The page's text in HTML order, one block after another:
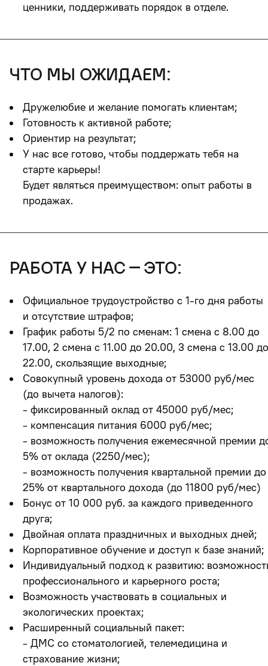
ценники, поддерживать порядок в отделе.
что мы ожидаем:
Дружелюбие и желание помогать клиентам;
Готовность к активной работе;
Ориентир на результат;
У нас все готово, чтобы поддержать тебя на
старте карьеры!
Будет являться преимуществом: опыт работы в
продажах.
работа у нас – это:
Официальное трудоустройство с 1-го дня работы
и отсутствие штрафов;
График работы 5/2 по сменам: 1 смена с 8.00 до
17.00, 2 смена с 11.00 до 20.00, 3 смена с 13.00 до
22.00, скользящие выходные;
Совокупный уровень дохода от 53000 руб/мес
(до вычета налогов):
- фиксированный оклад от 45000 руб/мес;
- компенсация питания 6000 руб/мес;
- возможность получения ежемесячной премии
5% от оклада (2250/мес);
- возможность получения квартальной премии до
25% от квартального дохода (до 11800 руб/мес)
Бонус от 10 000 руб. за каждого приведенного
друга;
Двойная оплата праздничных и выходных дней;
Корпоративное обучение и доступ к базе знаний;
Индивидуальный подход к развитию:
профессионального и карьерного роста;
Возможность участвовать в социальных и
экологических проектах;
Расширенный социальный пакет:
- ДМС со стоматологией, телемедицина и
страхование жизни;